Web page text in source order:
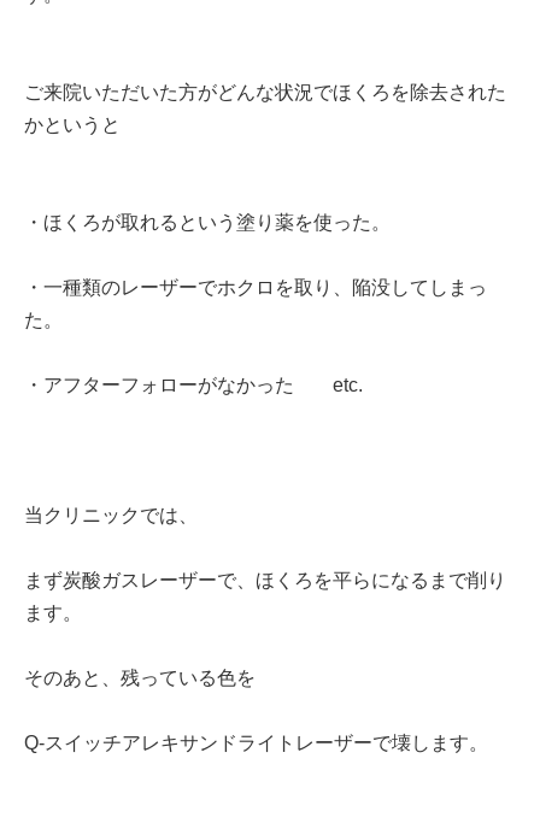
ご来院いただいた方がどんな状況でほくろを除去された
かというと
・ほくろが取れるという塗り薬を使った。
・一種類のレーザーでホクロを取り、陥没してしまっ
た。
・アフターフォローがなかった etc.
当クリニックでは、
まず炭酸ガスレーザーで、ほくろを平らになるまで削り
ます。
そのあと、残っている色を
Q-スイッチアレキサンドライトレーザーで壊します。